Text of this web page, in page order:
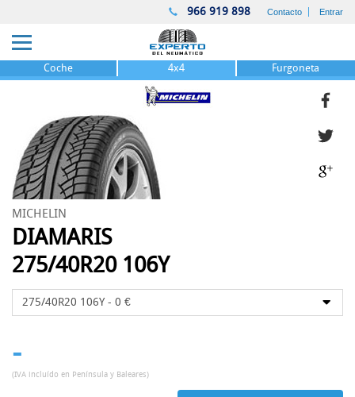
966 919 898 Contacto Entrar
Coche 4x4 Furgoneta
MICHELIN
DIAMARIS
275/40R20 106Y
-
(IVA incluído en Península y Baleares)